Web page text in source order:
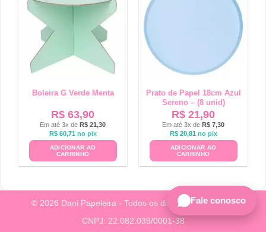
Boleira G Verde Menta
R$ 63,90
Em até 3x de R$ 21,30
R$60,71 no pix
ADICIONAR AO
CARRINHO
Prato de Papel 18cm Azul
Sereno – (8 unid)
R$ 21,90
Em até 3x de R$ 7,30
R$20,81 no pix
ADICIONAR AO
CARRINHO
© 2026 Dani Papeleira - Todos os direitos reservados.
CNPJ: 22.082.039/0001-38
Fale conosco